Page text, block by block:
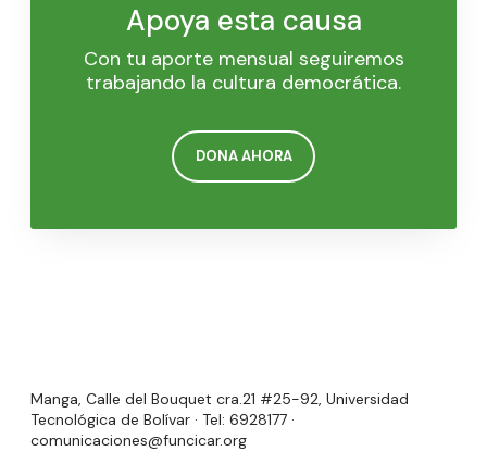
Apoya esta causa
Con tu aporte mensual seguiremos
trabajando la cultura democrática.
DONA AHORA
Manga, Calle del Bouquet cra.21 #25-92, Universidad
Tecnológica de Bolívar · Tel: 6928177 ·
comunicaciones@funcicar.org